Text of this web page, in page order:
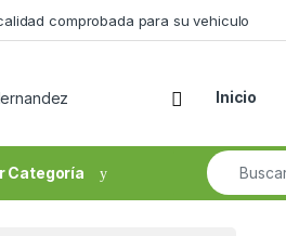
comprobada para su vehiculo
Open Inicio
Categoría
Search for: